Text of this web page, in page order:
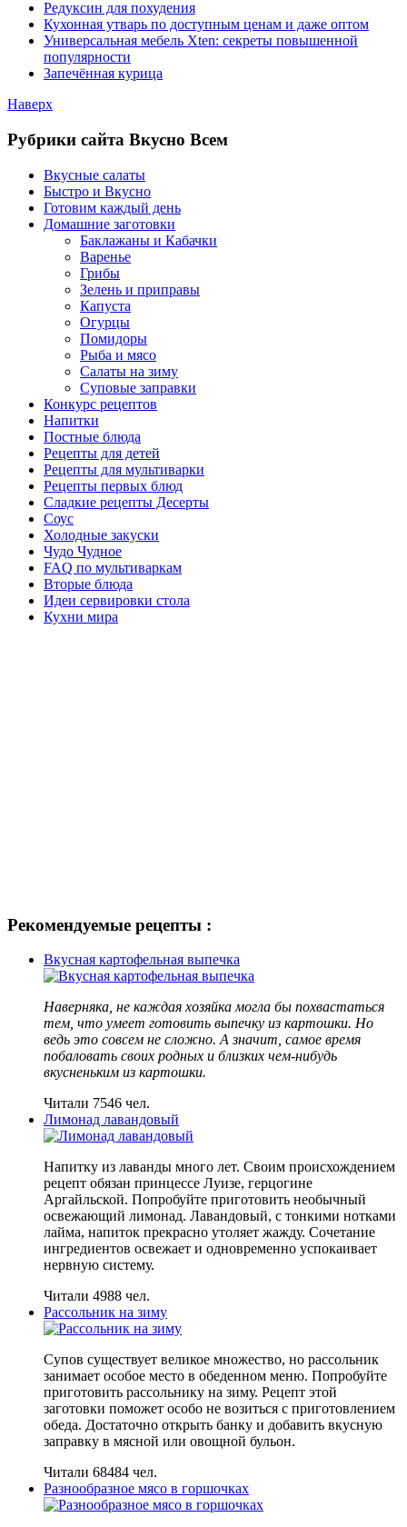
Редуксин для похудения
Кухонная утварь по доступным ценам и даже оптом
Универсальная мебель Xten: секреты повышенной
популярности
Запечённая курица
Наверх
Рубрики сайта Вкусно Всем
Вкусные салаты
Быстро и Вкусно
Готовим каждый день
Домашние заготовки
Баклажаны и Кабачки
Варенье
Грибы
Зелень и приправы
Капуста
Огурцы
Помидоры
Рыба и мясо
Салаты на зиму
Суповые заправки
Конкурс рецептов
Напитки
Постные блюда
Рецепты для детей
Рецепты для мультиварки
Рецепты первых блюд
Сладкие рецепты Десерты
Соус
Холодные закуски
Чудо Чудное
FAQ по мультиваркам
Вторые блюда
Идеи сервировки стола
Кухни мира
Рекомендуемые рецепты :
Вкусная картофельная выпечка
Наверняка, не каждая хозяйка могла бы похвастаться
тем, что умеет готовить выпечку из картошки. Но
ведь это совсем не сложно. А значит, самое время
побаловать своих родных и близких чем-нибудь
вкусненьким из картошки.
Читали 7546 чел.
Лимонад лавандовый
Напитку из лаванды много лет. Своим происхождением
рецепт обязан принцессе Луизе, герцогине
Аргайльской. Попробуйте приготовить необычный
освежающий лимонад. Лавандовый, с тонкими нотками
лайма, напиток прекрасно утоляет жажду. Сочетание
ингредиентов освежает и одновременно успокаивает
нервную систему.
Читали 4988 чел.
Рассольник на зиму
Супов существует великое множество, но рассольник
занимает особое место в обеденном меню. Попробуйте
приготовить рассольнику на зиму. Рецепт этой
заготовки поможет особо не возиться с приготовлением
обеда. Достаточно открыть банку и добавить вкусную
заправку в мясной или овощной бульон.
Читали 68484 чел.
Разнообразное мясо в горшочках